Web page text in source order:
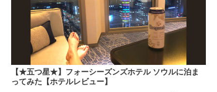
【★五つ星★】フォーシーズンズホテル ソウルに泊ま
ってみた【ホテルレビュー】